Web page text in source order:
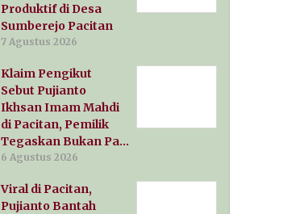
Produktif di Desa
Sumberejo Pacitan
7 Agustus 2026
Klaim Pengikut
Sebut Pujianto
Ikhsan Imam Mahdi
di Pacitan, Pemilik
Tegaskan Bukan Pa…
6 Agustus 2026
Viral di Pacitan,
Pujianto Bantah